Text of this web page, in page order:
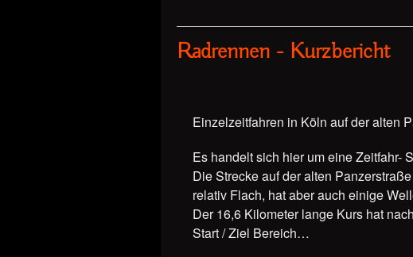
Radrennen - Kurzbericht
Einzelzeitfahren in Köln auf der alten
Es handelt sich hier um eine Zeitfahr-
Die Strecke auf der alten
relativ Flach, hat aber auch einige
Der 16,6 Kilometer lange Kurs hat
Start / Ziel Bereich…